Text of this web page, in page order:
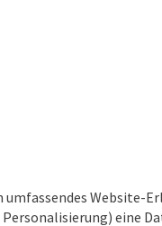
Website-
eine